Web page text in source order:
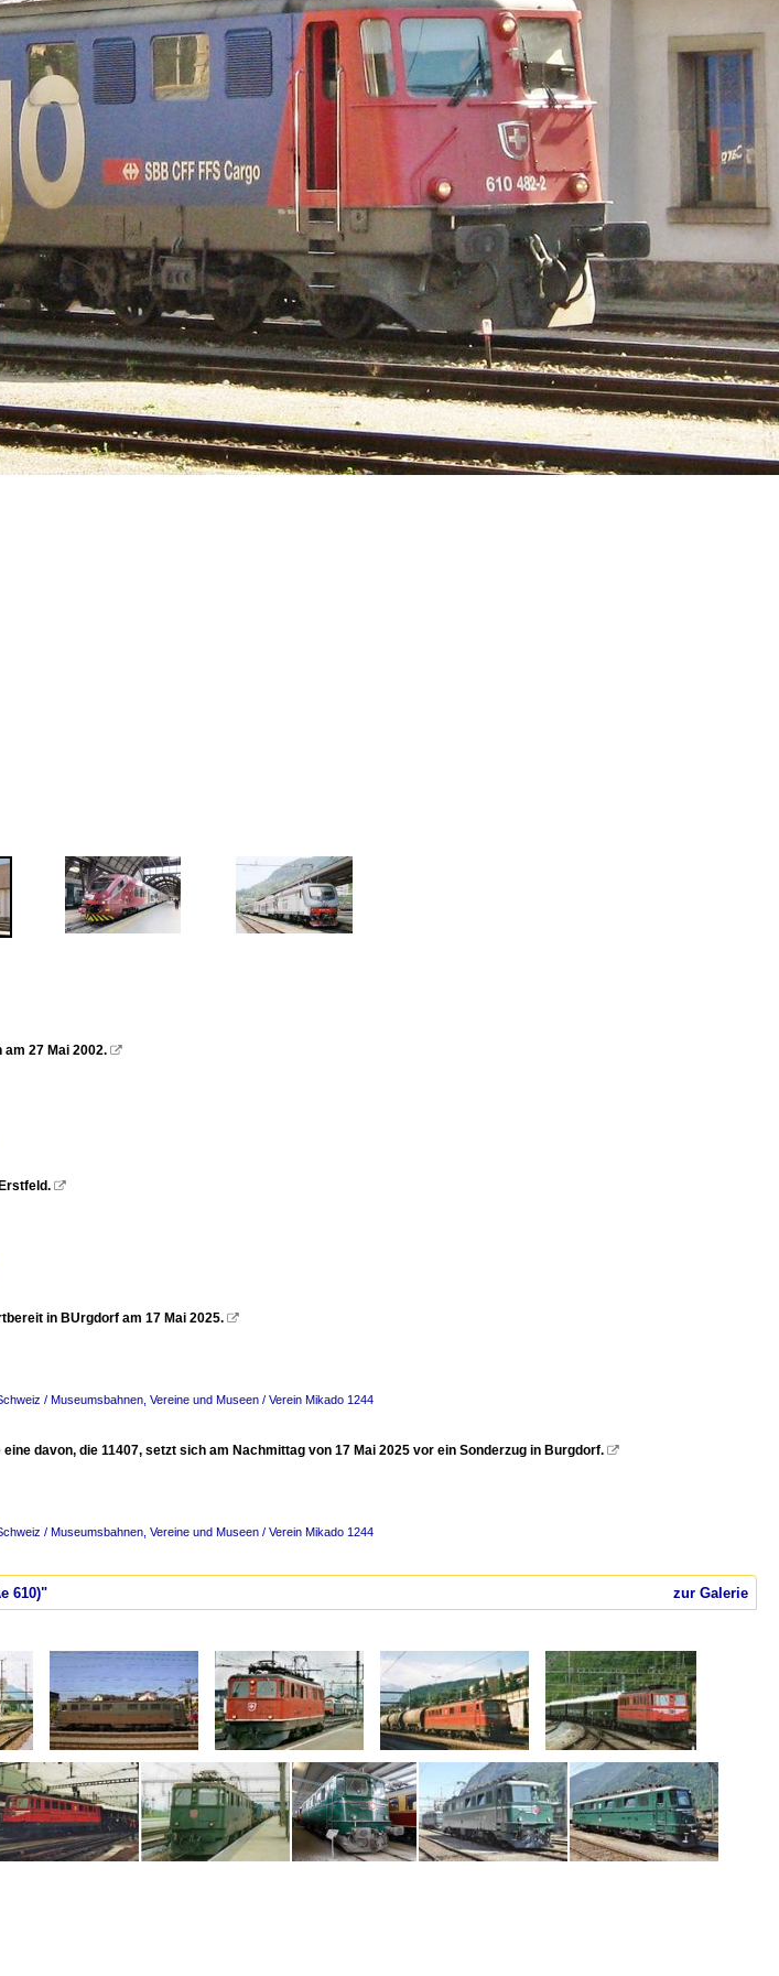
am 27 Mai 2002. 

in BUrgdorf am 17 Mai 2025. 
/ Museumsbahnen, Vereine und Museen / Verein Mikado 1244
davon, die 11407, setzt sich am Nachmittag von 17 Mai 2025 vor ein Sonderzug in Burgdorf. 
/ Museumsbahnen, Vereine und Museen / Verein Mikado 1244
zur Galerie
610)"